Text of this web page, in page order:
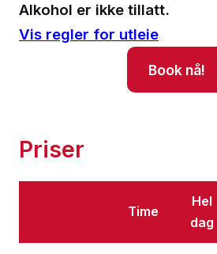
Alkohol er ikke tillatt.
Vis regler for utleie
Book nå!
Priser
Time
Hel
dag